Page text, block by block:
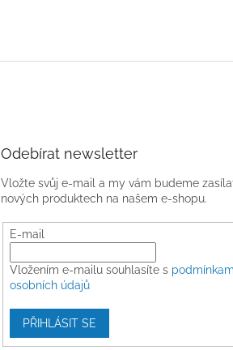
Odebírat newsletter
Vložte svůj e-mail a my vám budeme
nových produktech na našem e-shopu.
E-mail
Vložením e-mailu souhlasíte s
osobních údajů
PŘIHLÁSIT SE